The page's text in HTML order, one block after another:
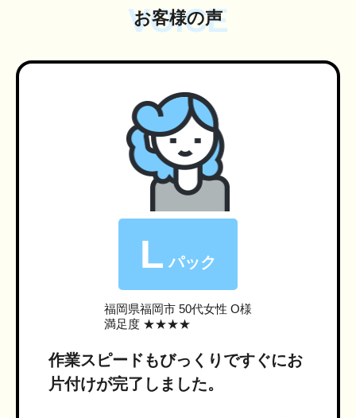
VOICE
お客様の声
L パック
福岡県福岡市 50代女性 O様
満足度 ★★★★
作業スピードもびっくりですぐにお
片付けが完了しました。